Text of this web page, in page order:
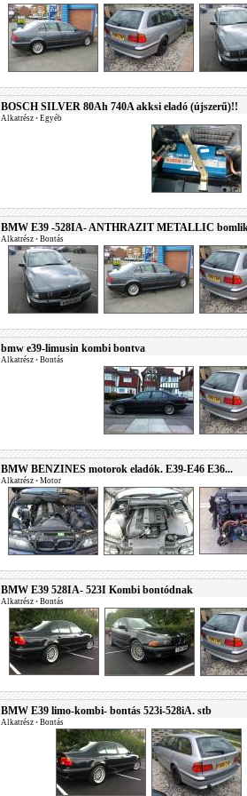
BOSCH SILVER 80Ah 740A akksi eladó (újszerű)!!
Alkatrész • Egyéb
BMW E39 -528IA- ANTHRAZIT METALLIC
Alkatrész • Bontás
bmw e39-limusin kombi bontva
Alkatrész • Bontás
BMW BENZINES motorok eladók. E39-E46 E36...
Alkatrész • Motor
BMW E39 528IA- 523I Kombi bontódnak
Alkatrész • Bontás
BMW E39 limo-kombi- bontás 523i-528iA. stb
Alkatrész • Bontás